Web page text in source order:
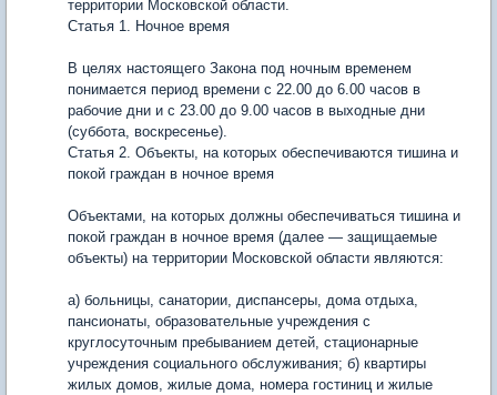
территории Московской области.
Статья 1. Ночное время
В целях настоящего Закона под ночным временем
понимается период времени с 22.00 до 6.00 часов в
рабочие дни и с 23.00 до 9.00 часов в выходные дни
(суббота, воскресенье).
Статья 2. Объекты, на которых обеспечиваются тишина и
покой граждан в ночное время
Объектами, на которых должны обеспечиваться тишина и
покой граждан в ночное время (далее — защищаемые
объекты) на территории Московской области являются:
а) больницы, санатории, диспансеры, дома отдыха,
пансионаты, образовательные учреждения с
круглосуточным пребыванием детей, стационарные
учреждения социального обслуживания; б) квартиры
жилых домов, жилые дома, номера гостиниц и жилые